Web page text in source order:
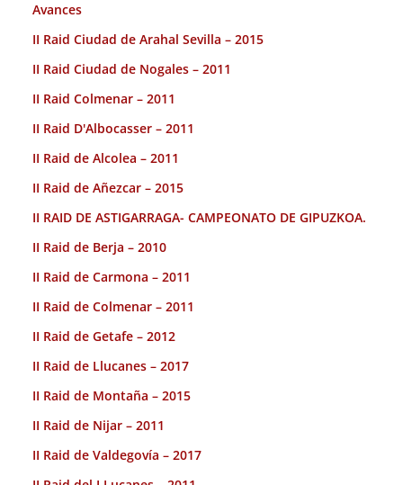
Avances
II Raid Ciudad de Arahal Sevilla – 2015
II Raid Ciudad de Nogales – 2011
II Raid Colmenar – 2011
II Raid D'Albocasser – 2011
II Raid de Alcolea – 2011
II Raid de Añezcar – 2015
II RAID DE ASTIGARRAGA- CAMPEONATO DE GIPUZKOA.
II Raid de Berja – 2010
II Raid de Carmona – 2011
II Raid de Colmenar – 2011
II Raid de Getafe – 2012
II Raid de Llucanes – 2017
II Raid de Montaña – 2015
II Raid de Nijar – 2011
II Raid de Valdegovía – 2017